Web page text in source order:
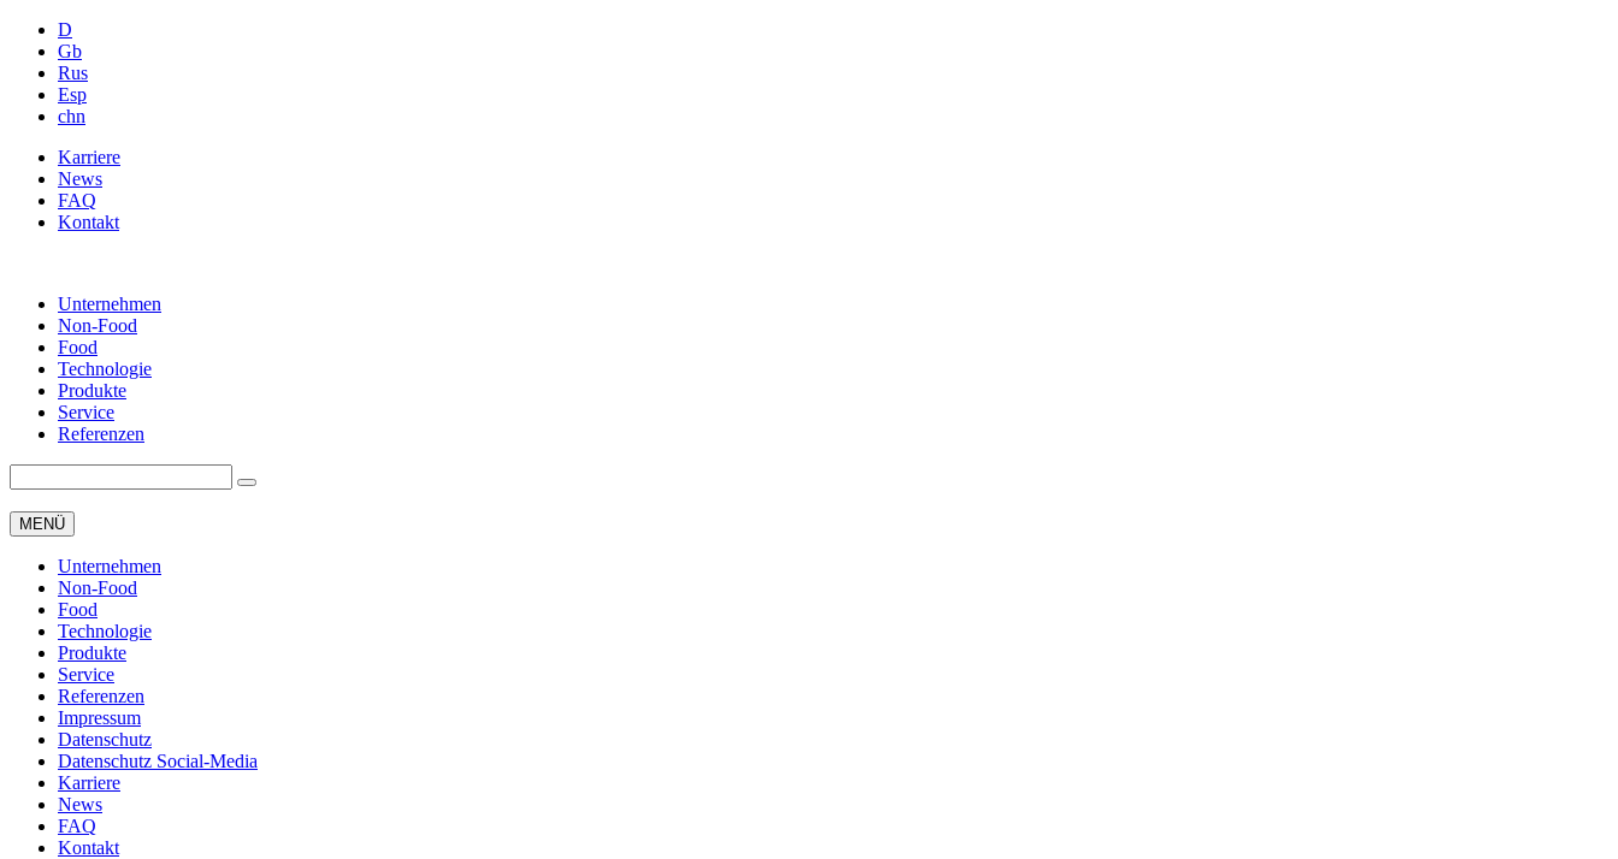
D
Gb
Rus
Esp
chn
Karriere
News
FAQ
Kontakt
Unternehmen
Non-Food
Food
Technologie
Produkte
Service
Referenzen
MENÜ
Unternehmen
Non-Food
Food
Technologie
Produkte
Service
Referenzen
Impressum
Datenschutz
Datenschutz Social-Media
Karriere
News
FAQ
Kontakt